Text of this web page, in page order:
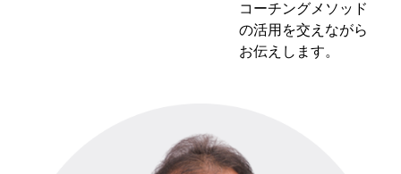
コーチングメソッド
の活用を交えながら
お伝えします。